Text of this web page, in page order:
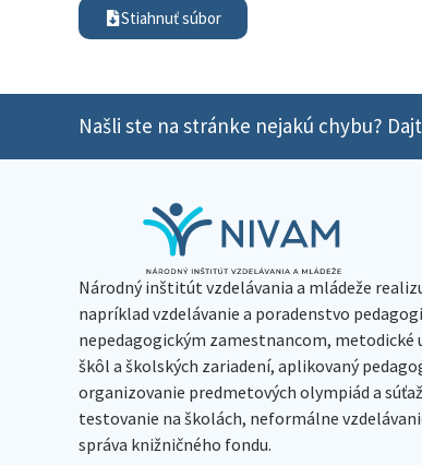
Stiahnuť súbor
Našli ste na stránke nejakú chybu?
Národný inštitút vzdelávania a mládeže
napríklad vzdelávanie a poradenstvo
nepedagogickým zamestnancom, metodické
škôl a školských zariadení, aplikovaný
organizovanie predmetových olympiád a
testovanie na školách, neformálne
správa knižničného fondu.